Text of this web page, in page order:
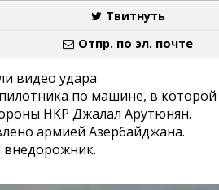
Твитнуть
Отпр. по эл. почте
видео удара
по машине, в которой
НКР Джалал Арутюнян.
армией Азербайджана.